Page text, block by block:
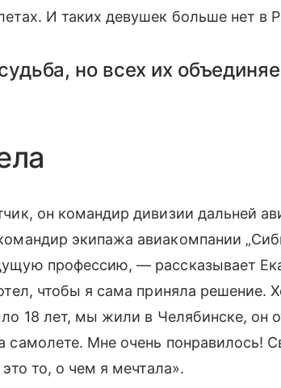
И таких девушек больше нет в
но всех их
он командир дивизии дальней
экипажа авиакомпании
профессию, — рассказывает
чтобы я сама приняла решение.
18 лет, мы жили в Челябинске, он
самолете. Мне очень понравилось!
то, о чем я мечтала».